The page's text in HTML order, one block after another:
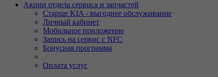
Акции отдела сервиса и запчастей
Старше KIA - выгоднее обслуживание
Личный кабинет
Мобильное приложение
Запись на сервис с NFC
Бонусная программа
Оплата услуг